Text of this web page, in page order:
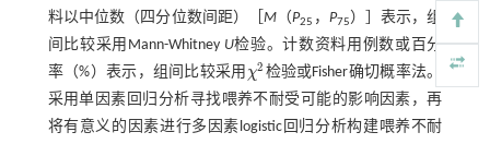
料以中位数（四分位数间距）［M （P25 ， P75）］表示，组
间比较采用Mann-Whitney U检验。计数资料用例数或百分
率（%）表示，组间比较采用 χ2
χ2 检验或Fisher确切概率法。
采用单因素回归分析寻找喂养不耐受可能的影响因素，再
将有意义的因素进行多因素logistic回归分析构建喂养不耐